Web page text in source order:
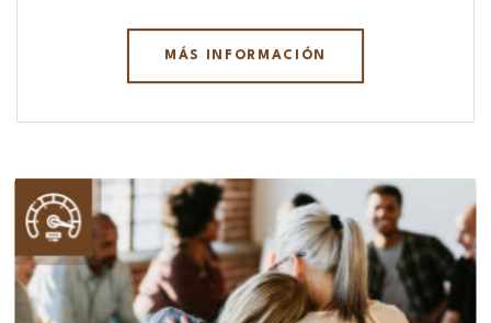
MÁS INFORMACIÓN